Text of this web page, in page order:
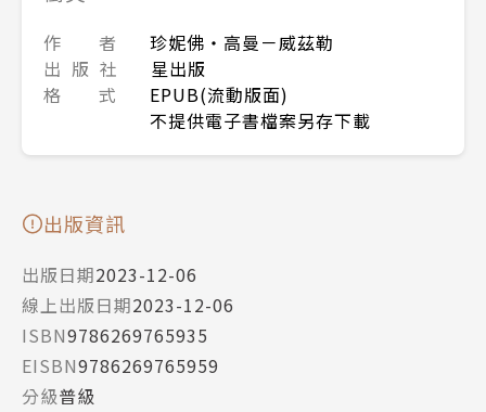
作 者
珍妮佛‧高曼－威茲勒
出 版 社
星出版
格 式
EPUB(流動版面)
不提供電子書檔案另存下載
出版資訊
出版日期2023-12-06
線上出版日期2023-12-06
ISBN9786269765935
EISBN9786269765959
分級普級